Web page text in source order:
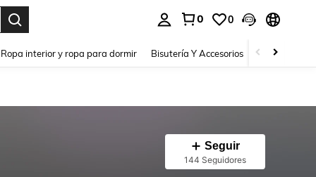
0 0
Ropa interior y ropa para dormir Bisutería Y Accesorios Zapatos
Seguir
144 Seguidores